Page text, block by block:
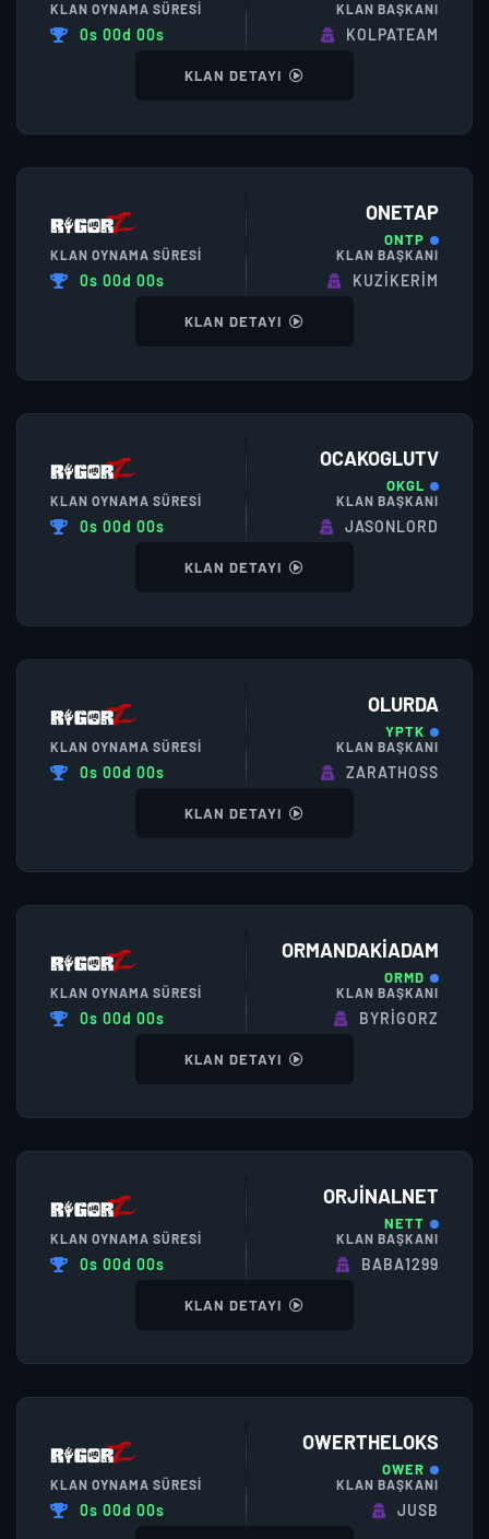
KLAN OYNAMA SÜRESI
0s 00d 00s
KLAN BAŞKANI
KOLPATEAM
KLAN DETAYI
ONETAP
ONTP
KLAN OYNAMA SÜRESI
0s 00d 00s
KLAN BAŞKANI
KUZIKERIM
KLAN DETAYI
OCAKOGLUTV
OKGL
KLAN OYNAMA SÜRESI
0s 00d 00s
KLAN BAŞKANI
JASONLORD
KLAN DETAYI
OLURDA
YPTK
KLAN OYNAMA SÜRESI
0s 00d 00s
KLAN BAŞKANI
ZARATHOSS
KLAN DETAYI
ORMANDAKIADAM
ORMD
KLAN OYNAMA SÜRESI
0s 00d 00s
KLAN BAŞKANI
BYRIGORZ
KLAN DETAYI
ORJINALNET
NETT
KLAN OYNAMA SÜRESI
0s 00d 00s
KLAN BAŞKANI
BABA1299
KLAN DETAYI
OWERTHELOKS
OWER
KLAN OYNAMA SÜRESI
0s 00d 00s
KLAN BAŞKANI
JUSB